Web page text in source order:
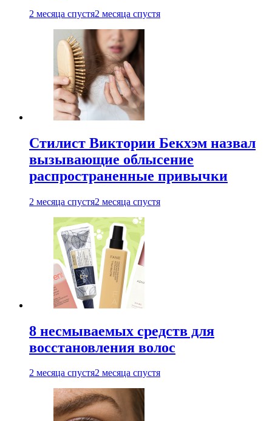
2 месяца спустя2 месяца спустя
Стилист Виктории Бекхэм назвал
вызывающие облысение
распространенные привычки
2 месяца спустя2 месяца спустя
8 несмываемых средств для
восстановления волос
2 месяца спустя2 месяца спустя